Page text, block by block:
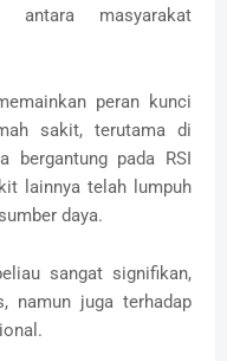
antara masyarakat
peran kunci
sakit, terutama di
bergantung pada RSI
lainnya telah lumpuh
daya.
sangat signifikan,
namun juga terhadap